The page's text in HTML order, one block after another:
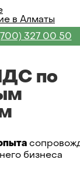
в Алматы
327 00 50
по
бизнеса